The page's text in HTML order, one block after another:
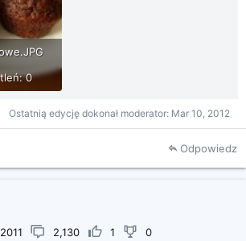
0
Ostatnią edycję dokonał moderator: Mar 10, 2012
Odpowiedz
2,130 1 0